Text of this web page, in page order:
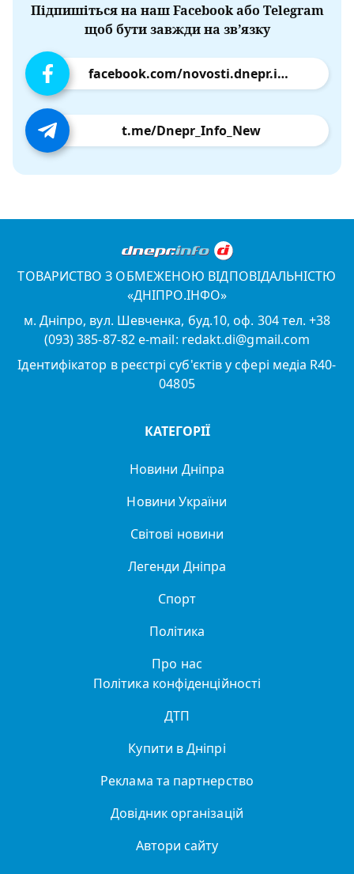
Підпишіться на наш Facebook або Telegram
щоб бути завжди на зв’язку
facebook.com/novosti.dnepr.info
t.me/Dnepr_Info_New
ТОВАРИСТВО З ОБМЕЖЕНОЮ ВІДПОВІДАЛЬНІСТЮ
«ДНІПРО.ІНФО»
м. Дніпро, вул. Шевченка, буд.10, оф. 304 тел. +38
(093) 385-87-82 e-mail: redakt.di@gmail.com
Ідентифікатор в реєстрі суб'єктів у сфері медіа R40-
04805
КАТЕГОРІЇ
Новини Дніпра
Новини України
Світові новини
Легенди Дніпра
Спорт
Політика
Про нас
Політика конфіденційності
ДТП
Купити в Дніпрі
Реклама та партнерство
Довідник організацій
Автори сайту